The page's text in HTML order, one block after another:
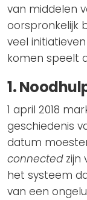
van middelen
oorspronkelijk
veel
komen speelt
1.
1 april 2018
geschiedenis
datum
connectedzijn
het systeem
van een